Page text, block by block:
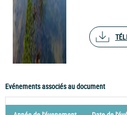
Evénements associés au document